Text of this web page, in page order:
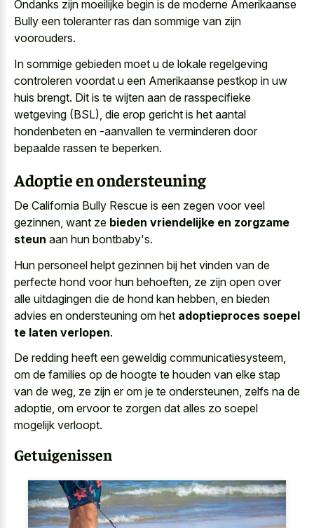
Ondanks zijn moeilijke begin is de moderne Amerikaanse
Bully een toleranter ras dan sommige van zijn
voorouders.
In sommige gebieden moet u de lokale regelgeving
controleren voordat u een Amerikaanse pestkop in uw
huis brengt. Dit is te wijten aan de rasspecifieke
wetgeving (BSL), die erop gericht is het aantal
hondenbeten en -aanvallen te verminderen door
bepaalde rassen te beperken.
Adoptie en ondersteuning
De California Bully Rescue is een zegen voor veel
gezinnen, want ze bieden vriendelijke en zorgzame
steun aan hun bontbaby's.
Hun personeel helpt gezinnen bij het vinden van de
perfecte hond voor hun behoeften, ze zijn open over
alle uitdagingen die de hond kan hebben, en bieden
advies en ondersteuning om het adoptieproces soepel
te laten verlopen.
De redding heeft een geweldig communicatiesysteem,
om de families op de hoogte te houden van elke stap
van de weg, ze zijn er om je te ondersteunen, zelfs na de
adoptie, om ervoor te zorgen dat alles zo soepel
mogelijk verloopt.
Getuigenissen